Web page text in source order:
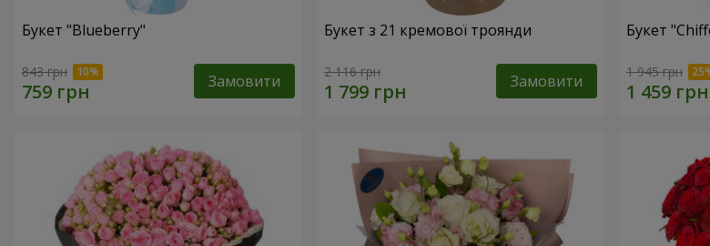
Букет "Blueberry"
843 грн Замовити
Букет з 21 кремової троянди
2 116 грн Замовити
Букет
1 945 грн